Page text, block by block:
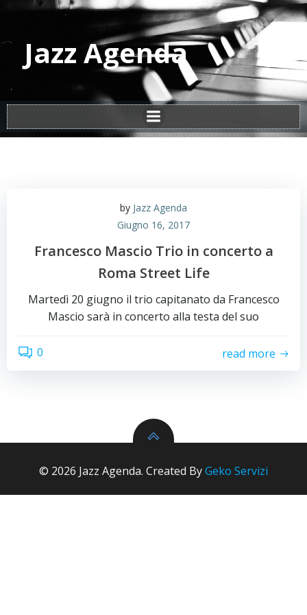
Vai
al
contenuto
Jazz Agenda
by Jazz Agenda
Giugno 16, 2017
Francesco Mascio Trio in concerto a
Roma Street Life
Martedì 20 giugno il trio capitanato da Francesco
Mascio sarà in concerto alla testa del suo
0 read more
© 2026 Jazz Agenda. Created ByGeko Servizi